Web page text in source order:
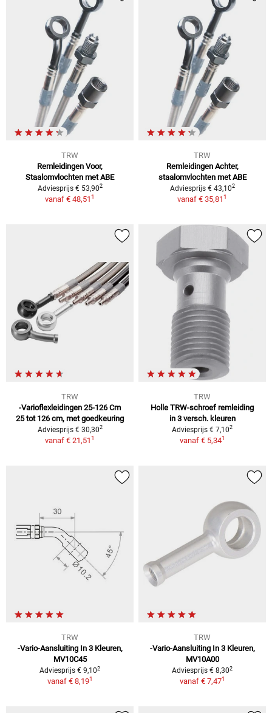
TRW
Remleidingen Voor,
Staalomvlochten met ABE
Adviesprijs € 53,902
vanaf € 48,511
TRW
Remleidingen Achter,
staalomvlochten met ABE
Adviesprijs € 43,102
vanaf € 35,811
TRW
-Varioflexleidingen 25-126 Cm
25 tot 126 cm, met goedkeuring
Adviesprijs € 30,302
vanaf € 21,511
TRW
Holle TRW-schroef remleiding
in 3 versch. kleuren
Adviesprijs € 7,102
vanaf € 5,341
TRW
-Vario-Aansluiting In 3 Kleuren,
MV10C45
Adviesprijs € 9,102
vanaf € 8,191
TRW
-Vario-Aansluiting In 3 Kleuren,
MV10A00
Adviesprijs € 8,302
vanaf € 7,471